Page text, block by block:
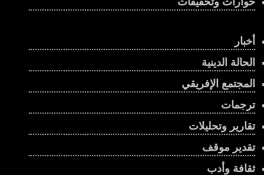
أخبار
الحالة الدينية
المجتمع الإفريقي
ترجمات
تقارير وتحليلات
تقدير موقف
ثقافة وأدب